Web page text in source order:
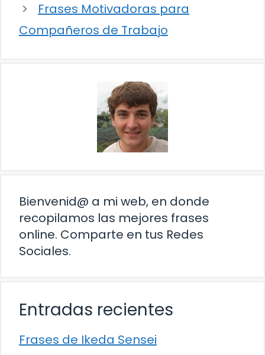
Frases Motivadoras para
Compañeros de Trabajo
Bienvenid@ a mi web, en donde
recopilamos las mejores frases
online. Comparte en tus Redes
Sociales.
Entradas recientes
Frases de Ikeda Sensei